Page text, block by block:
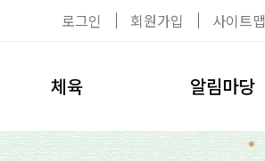
로그인 회원가입 사이트맵
체육
이용수칙
알림마당
공지사항